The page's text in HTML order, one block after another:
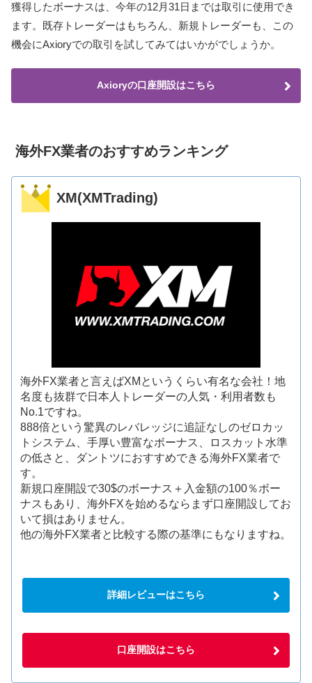
獲得したボーナスは、今年の12月31日までは取引に使用でき
ます。既存トレーダーはもちろん、新規トレーダーも、この
機会にAxioryでの取引を試してみてはいかがでしょうか。
Axioryの口座開設はこちら
海外FX業者のおすすめランキング
XM(XMTrading)
海外FX業者と言えばXMというくらい有名な会社！地
名度も抜群で日本人トレーダーの人気・利用者数も
No.1ですね。
888倍という驚異のレバレッジに追証なしのゼロカッ
トシステム、手厚い豊富なボーナス、ロスカット水準
の低さと、ダントツにおすすめできる海外FX業者で
す。
新規口座開設で30$のボーナス＋入金額の100％ボー
ナスもあり、海外FXを始めるならまず口座開設してお
いて損はありません。
他の海外FX業者と比較する際の基準にもなりますね。
詳細レビューはこちら
口座開設はこちら